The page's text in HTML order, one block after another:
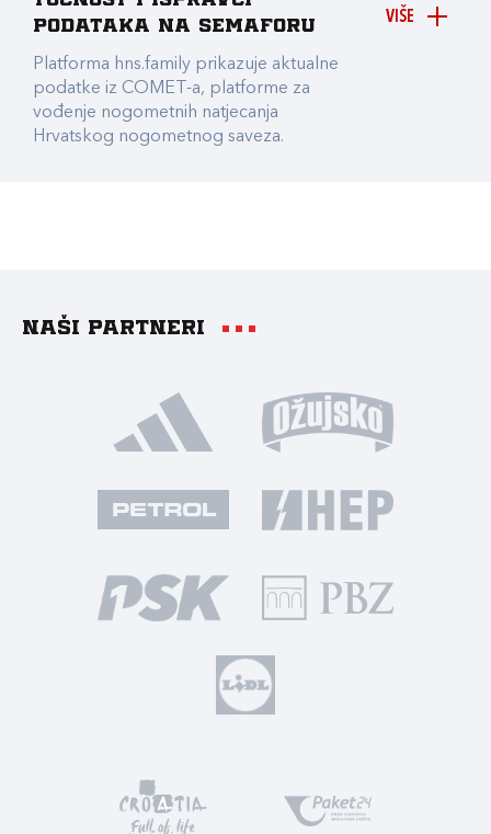
VIŠE
podataka na Semaforu
Platforma hns.family prikazuje aktualne
podatke iz COMET-a, platforme za
vođenje nogometnih natjecanja
Hrvatskog nogometnog saveza.
Naši partneri